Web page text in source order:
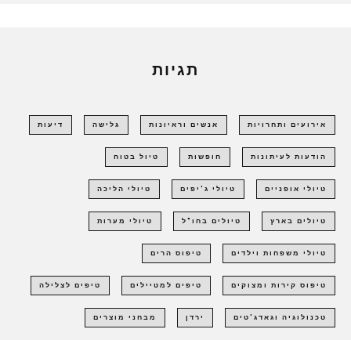
תגיות
אירועים ותחרויות אנשים וראיונות גלישה דיעות
הודעות לעיתונות חופשות טיול בטוח
טיולי אופניים טיולי ג'יפים טיולי הליכה
טיולים בארץ טיולים בחו"ל טיולי מערות
טיולי משפחות וילדים טיפוס הרים
טיפוס קירות ומצוקים טיפים למטיילים טיפים לצלילה
טכנולוגיה וגאדג'טים ירדן מבחני מוצרים